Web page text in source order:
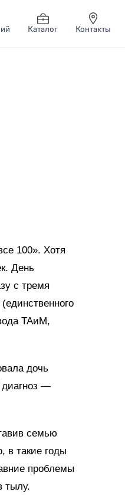
Каталог Контакты
100». Хотя
День
с тремя
ТАиМ,
дочь
—
семью
в такие годы
проблемы
тылу.